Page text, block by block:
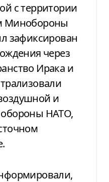
с территории
Минобороны
зафиксирован
через
Ирака и
и
обороны НАТО,